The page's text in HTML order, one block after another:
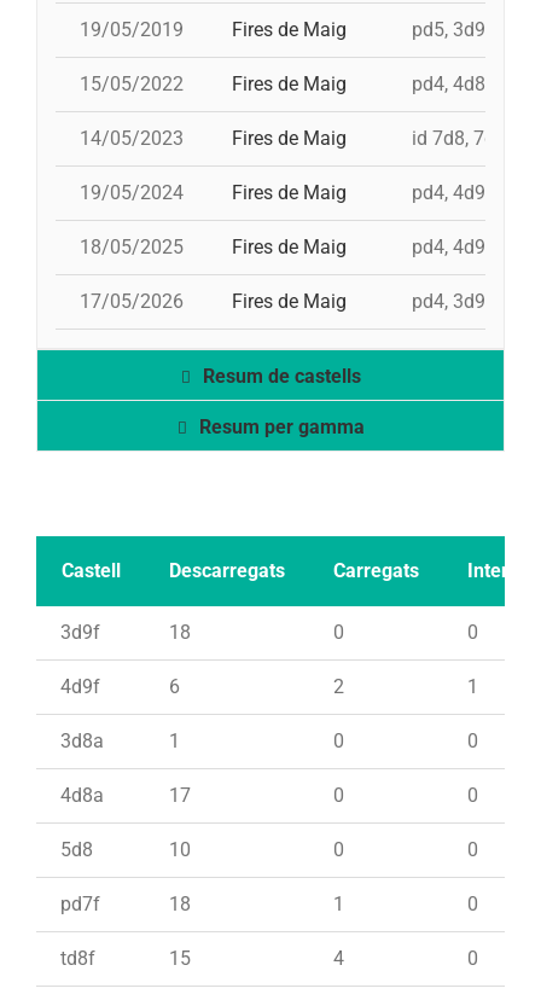
19/05/2019 Fires de Maig pd5, 3d9f, id
15/05/2022 Fires de Maig pd4, 4d8a,
14/05/2023 Fires de Maig id 7d8, 7d8,
19/05/2024 Fires de Maig pd4, 4d9f, id
18/05/2025 Fires de Maig pd4, 4d9fc,
17/05/2026 Fires de Maig pd4, 3d9f,
Resum de castells
Resum per gamma
Castell Descarregats Carregats Intents
3d9f 18 0 0
4d9f 6 2 1
3d8a 1 0 0
4d8a 17 0 0
5d8 10 0 0
pd7f 18 1 0
td8f 15 4 0